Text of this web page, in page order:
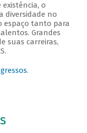
o
diversidade no
espaço tanto para
Grandes
suas carreiras,
.